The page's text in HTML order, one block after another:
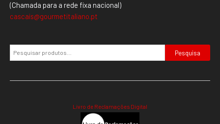
(Chamada para a rede fixa nacional)
cascais@gourmetitaliano.pt
Pesquisa
Livro de Reclamações Digital